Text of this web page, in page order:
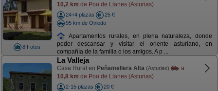
8 Fotos
10,2 km de Poo de Llanes (Asturias)
24+4 plazas
25 €
95 km de Oviedo
Apartamentos rurales, en plena naturaleza, donde
poder descansar y visitar el oriente asturiano, en
compañía de la familia o los amigos. A p ...
La Valleja
Casa Rural en Peñamellera Alta (Asturias)
a
10,8 km de Poo de Llanes (Asturias)
2-15 plazas
20 €